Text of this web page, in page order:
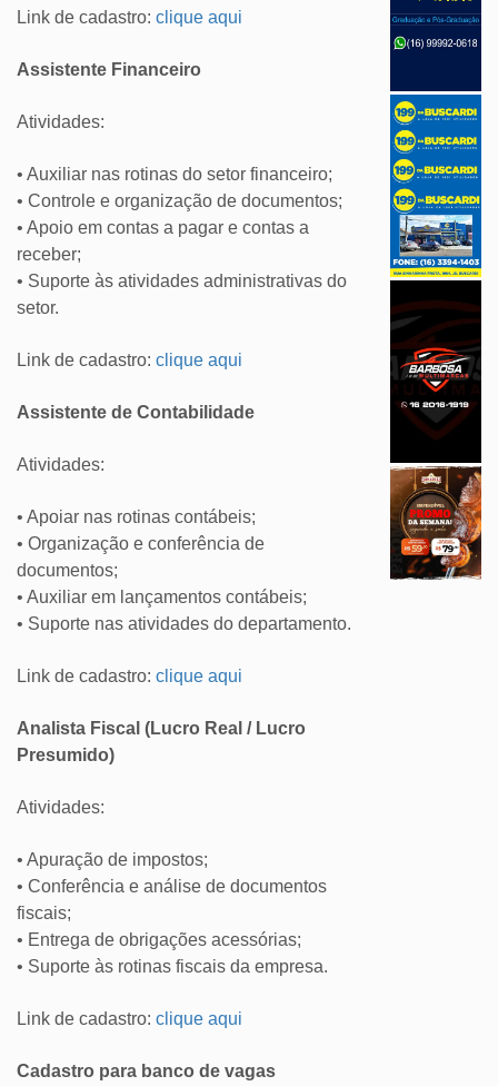
Link de cadastro: clique aqui
Assistente Financeiro
Atividades:
• Auxiliar nas rotinas do setor financeiro;
• Controle e organização de documentos;
• Apoio em contas a pagar e contas a
receber;
• Suporte às atividades administrativas do
setor.
Link de cadastro: clique aqui
Assistente de Contabilidade
Atividades:
• Apoiar nas rotinas contábeis;
• Organização e conferência de
documentos;
• Auxiliar em lançamentos contábeis;
• Suporte nas atividades do departamento.
Link de cadastro: clique aqui
Analista Fiscal (Lucro Real / Lucro
Presumido)
Atividades:
• Apuração de impostos;
• Conferência e análise de documentos
fiscais;
• Entrega de obrigações acessórias;
• Suporte às rotinas fiscais da empresa.
Link de cadastro: clique aqui
Cadastro para banco de vagas